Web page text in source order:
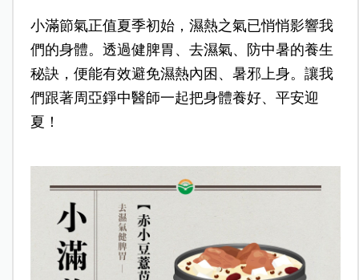
小滿節氣正值夏季初始，濕熱之氣已悄悄影響我
們的身體。透過健脾胃、去濕氣、防中暑的養生
秘訣，便能有效避免濕熱內困、暑邪上身。讓我
們跟著周亞錚中醫師一起把身體養好、平安迎
夏！